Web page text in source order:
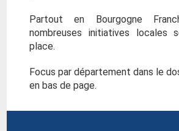
Partout en Bourgogne
nombreuses initiatives locales
place.
Focus par département dans le
en bas de page.